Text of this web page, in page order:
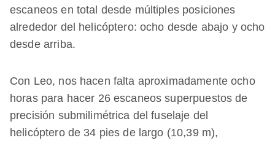
escaneos en total desde múltiples posiciones
alrededor del helicóptero: ocho desde abajo y ocho
desde arriba.
Con Leo, nos hacen falta aproximadamente ocho
horas para hacer 26 escaneos superpuestos de
precisión submilimétrica del fuselaje del
helicóptero de 34 pies de largo (10,39 m),